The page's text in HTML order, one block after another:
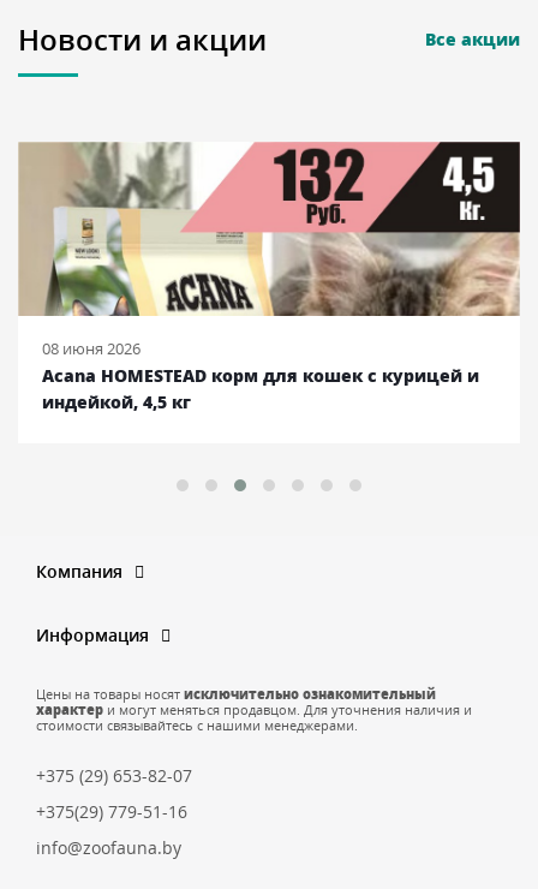
Новости и акции Все акции
08 июня 2026
Acana HOMESTEAD корм для кошек с курицей и
индейкой, 4,5 кг
Компания
Информация
Цены на товары носят исключительно ознакомительный
характер и могут меняться продавцом. Для уточнения наличия и
стоимости связывайтесь с нашими менеджерами.
+375 (29) 653-82-07
+375(29) 779-51-16
info@zoofauna.by